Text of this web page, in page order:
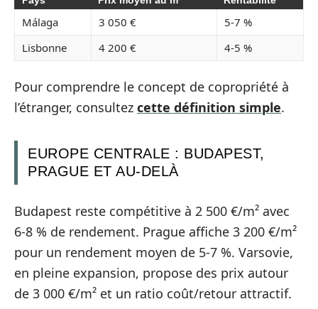
Málaga 3 050 €
5-7 %
Lisbonne
4 200 € 4-5 %
Pour comprendre le concept de copropriété à
l’étranger, consultez cette définition simple.
EUROPE CENTRALE : BUDAPEST,
PRAGUE ET AU-DELÀ
Budapest reste compétitive à 2 500 €/m² avec
6-8 % de rendement. Prague affiche 3 200 €/m²
pour un rendement moyen de 5-7 %. Varsovie,
en pleine expansion, propose des prix autour
de 3 000 €/m² et un ratio coût/retour attractif.